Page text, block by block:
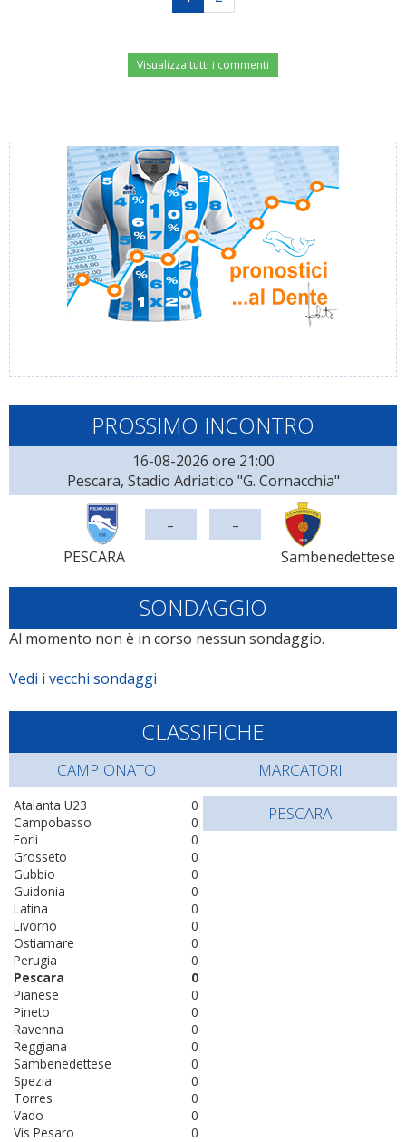
Visualizza tutti i commenti
PROSSIMO INCONTRO
16-08-2026 ore 21:00
Pescara, Stadio Adriatico "G. Cornacchia"
PESCARA
- -
Sambenedettese
SONDAGGIO
Al momento non è in corso nessun sondaggio.
Vedi i vecchi sondaggi
CLASSIFICHE
CAMPIONATO
0
Atalanta U23
0
Campobasso
0
Forlì
0
Grosseto
0
Gubbio
0
Guidonia
0
Latina
0
Livorno
0
Ostiamare
0
Perugia
0
Pescara
0
Pianese
0
Pineto
0
Ravenna
0
Reggiana
0
Sambenedettese
0
Spezia
0
Torres
0
Vado
0
Vis Pesaro
MARCATORI
PESCARA